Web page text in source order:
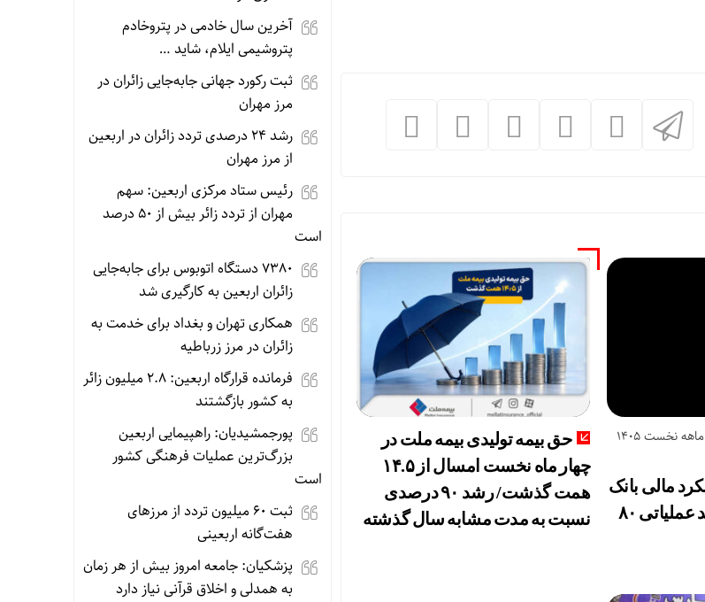
بررسی صورت‌های مالی 3 ماهه نخست 1405
مالی بانک
صادرات ایران/ درآمد عملیاتی ۸۰
حق بیمه تولیدی بیمه ملت در
چهار ماه نخست امسال از ۱۴.۵
همت گذشت/ رشد ۹۰ درصدی
نسبت به مدت مشابه سال گذشته
آخرین سال خادمی در پتروخادم
پتروشیمی ایلام، شاید …
ثبت رکورد جهانی جابه‌جایی زائران در
مرز مهران
رشد ۲۴ درصدی تردد زائران در اربعین
از مرز مهران
رئیس ستاد مرکزی اربعین: سهم
مهران از تردد زائر بیش از ۵۰ درصد
است
۷۳۸۰ دستگاه اتوبوس برای جابه‌جایی
زائران اربعین به‌ کارگیری شد
همکاری تهران و بغداد برای خدمت به
زائران در مرز زرباطیه
فرمانده قرارگاه اربعین: ۲.۸ میلیون زائر
به کشور بازگشتند
پورجمشیدیان: راهپیمایی اربعین
بزرگ‌ترین عملیات فرهنگی کشور
است
ثبت ۶۰ میلیون تردد از مرزهای
هفت‌گانه اربعینی
پزشکیان: جامعه امروز بیش از هر زمان
به همدلی و اخلاق قرآنی نیاز دارد